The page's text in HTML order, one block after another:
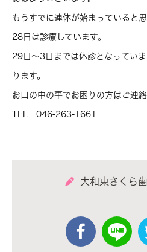
もうすでに連休が始まっていると
28日は診療しています。
29日～3日までは休診となってい
ります。
お口の中の事でお困りの方はご連絡
TEL 046-263-1661
大和東さくら